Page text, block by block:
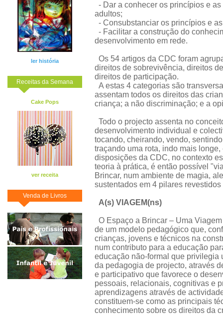
ler história
Receitas da Semana
Cake Pops
ver receita
Venda de Livros
- Dar a conhecer os princípios e
adultos;
- Consubstanciar os princípios e
- Facilitar a construção do
desenvolvimento em rede.
Os 54 artigos da CDC foram
direitos de sobrevivência, direitos
direitos de participação.
A estas 4 categorias são
assentam todos os direitos das
criança; a não discriminação; e a
Todo o projecto assenta no
desenvolvimento individual e
tocando, cheirando, vendo,
traçando uma rota, indo mais
disposições da CDC, no contexto
teoria à prática, é então possível
Brincar, num ambiente de magia,
sustentados em 4 pilares
A(s) VIAGEM(ns)
O Espaço a Brincar – Uma
de um modelo pedagógico que,
crianças, jovens e técnicos na
num contributo para a educação
educação não-formal que
da pedagogia de projecto, através
e participativo que favorece o
pessoais, relacionais, cognitivas e
aprendizagens através de
constituem-se como as principais
conhecimento sobre os direitos da